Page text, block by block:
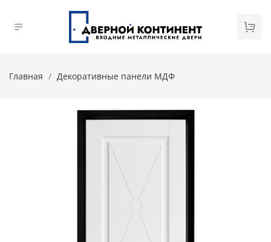
Главная Декоративные панели МДФ